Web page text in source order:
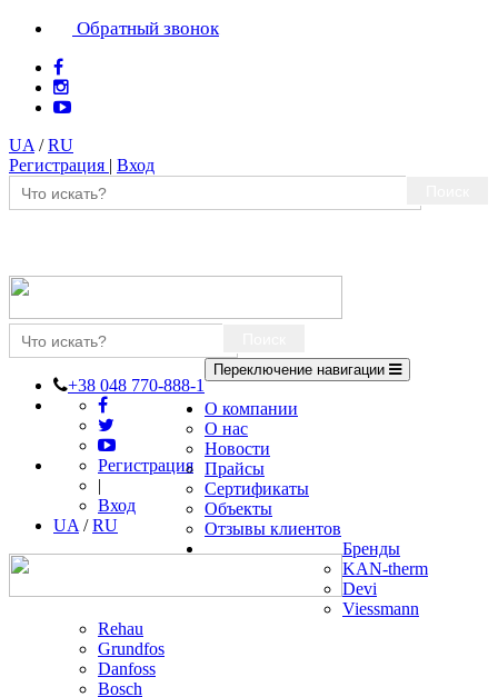
Обратный звонок
UA /RU
Регистрация | Вход
+38 048 770-888-1
Регистрация
|
Вход
UA /RU
Переключение навигации
О компании
О нас
Новости
Прайсы
Сертификаты
Объекты
Отзывы клиентов
Бренды
KAN-therm
Devi
Viessmann
Rehau
Grundfos
Danfoss
Bosch